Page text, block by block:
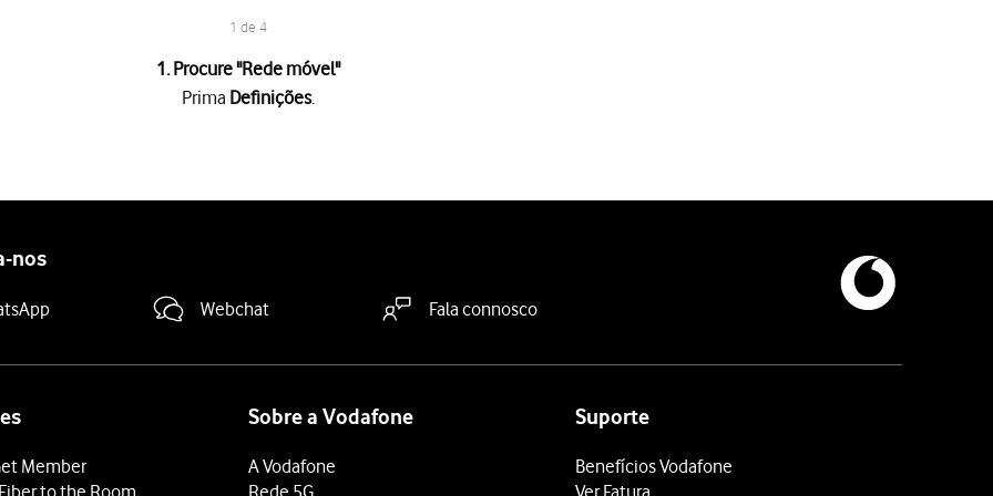
1 de 4
1. Procure "Rede móvel"
Prima Definições.
nos
Webchat Fala connosco
Member
to the Room
Sobre a Vodafone
A Vodafone
Rede 5G
Suporte
Benefícios Vodafone
Ver Fatura